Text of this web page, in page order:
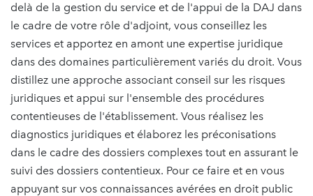
delà de la gestion du service et de l'appui de la DAJ dans
le cadre de votre rôle d'adjoint, vous conseillez les
services et apportez en amont une expertise juridique
dans des domaines particulièrement variés du droit. Vous
distillez une approche associant conseil sur les risques
juridiques et appui sur l'ensemble des procédures
contentieuses de l'établissement. Vous réalisez les
diagnostics juridiques et élaborez les préconisations
dans le cadre des dossiers complexes tout en assurant le
suivi des dossiers contentieux. Pour ce faire et en vous
appuyant sur vos connaissances avérées en droit public